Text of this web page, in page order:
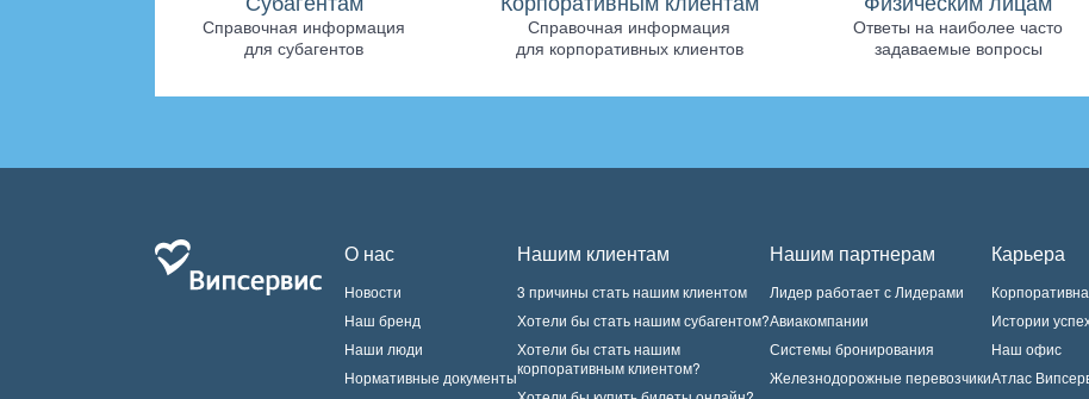
Справочная информация
для субагентов
Справочная информация
для корпоративных клиентов
Ответы на наиболее часто
задаваемые вопросы
О нас
Новости
Наш бренд
Наши люди
Нормативные документы
Нашим клиентам
3 причины стать нашим клиентом
Хотели бы стать нашим субагентом?
Хотели бы стать нашим
корпоративным клиентом?
Нашим партнерам
Лидер работает с Лидерами
Авиакомпании
Системы бронирования
Железнодорожные перевозчики
Карьера
Истории
Наш офис
Атлас